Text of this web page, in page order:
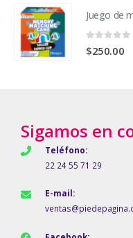
Juego de
0
$250.00
Sigamos en
Teléfono:
22 24 55 71 29
E-mail: